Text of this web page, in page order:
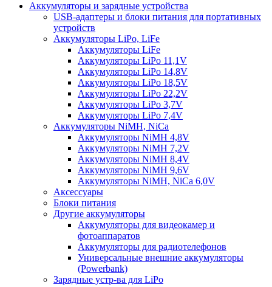
Аккумуляторы и зарядные устройства
USB-адаптеры и блоки питания для портативных
устройств
Аккумуляторы LiPo, LiFe
Аккумуляторы LiFe
Аккумуляторы LiPo 11,1V
Аккумуляторы LiPo 14,8V
Аккумуляторы LiPo 18,5V
Аккумуляторы LiPo 22,2V
Аккумуляторы LiPo 3,7V
Аккумуляторы LiPo 7,4V
Аккумуляторы NiMH, NiCa
Аккумуляторы NiMH 4,8V
Аккумуляторы NiMH 7,2V
Аккумуляторы NiMH 8,4V
Аккумуляторы NiMH 9,6V
Аккумуляторы NiMH, NiCa 6,0V
Аксессуары
Блоки питания
Другие аккумуляторы
Аккумуляторы для видеокамер и
фотоаппаратов
Аккумуляторы для радиотелефонов
Универсальные внешние аккумуляторы
(Powerbank)
Зарядные устр-ва для LiPo